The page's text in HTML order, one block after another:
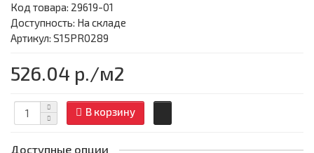
Код товара: 29619-01
Доступность: На складе
Артикул: S15PR0289
526.04 р./м2
В корзину
Доступные опции